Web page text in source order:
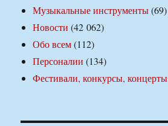
Музыкальные инструменты(69)
Новости (42 062)
Обо всем(112)
Персоналии (134)
Фестивали, конкурсы, концерты